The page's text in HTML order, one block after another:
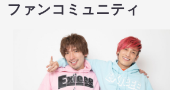
ファンコミュニティ